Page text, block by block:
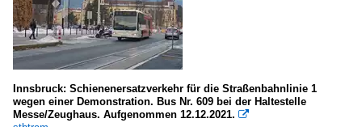
Innsbruck: Schienenersatzverkehr für die Straßenbahnlinie 1
wegen einer Demonstration. Bus Nr. 609 bei der Haltestelle
Messe/Zeughaus. Aufgenommen 12.12.2021. 